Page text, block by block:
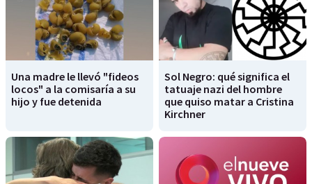
Una madre le llevó "fideos
locos" a la comisaría a su
hijo y fue detenida
Sol Negro: qué significa el
tatuaje nazi del hombre
que quiso matar a Cristina
Kirchner